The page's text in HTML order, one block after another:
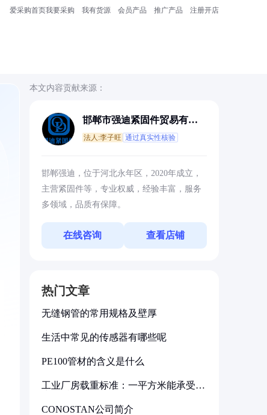
爱采购首页我要采购 我有货源 会员产品 推广产品 注册开店
本文内容贡献来源：
邯郸市强迪紧固件贸易有限
法人:李子旺 通过真实性核验
邯郸强迪，位于河北永年区，2020年成立，
主营紧固件等，专业权威，经验丰富，服务
多领域，品质有保障。
在线咨询 查看店铺
热门文章
无缝钢管的常用规格及壁厚
生活中常见的传感器有哪些呢
PE100管材的含义是什么
工业厂房载重标准：一平方米能承受多
CONOSTAN公司简介